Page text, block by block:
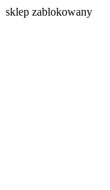
sklep zablokowany